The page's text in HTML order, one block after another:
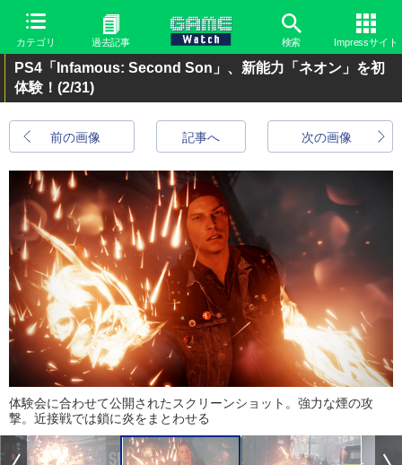
カテゴリ 過去記事 検索 Impressサイト
PS4「Infamous: Second Son」、新能力「ネオン」を初
体験！ (2/31)
前の画像 次の画像
記事へ
体験会に合わせて公開されたスクリーンショット。強力な煙の攻
撃。近接戦では鎖に炎をまとわせる